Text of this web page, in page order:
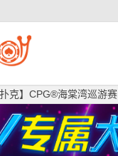
扑克】CPG®海棠湾巡游